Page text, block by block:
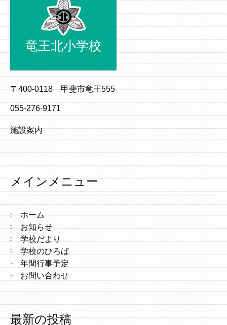
竜王北小学校
〒400-0118 甲斐市竜王555
055-276-9171
施設案内
メインメニュー
ホーム
お知らせ
学校だより
学校のひろば
年間行事予定
お問い合わせ
最新の投稿